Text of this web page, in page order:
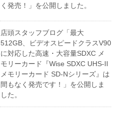
く発売！」を公開しました。
店頭スタッフブログ「最大
512GB、ビデオスピードクラスV90
に対応した高速・大容量SDXC メ
モリーカード『Wise SDXC UHS-II
メモリーカード SD-Nシリーズ』は
間もなく発売です！」を公開しま
した。